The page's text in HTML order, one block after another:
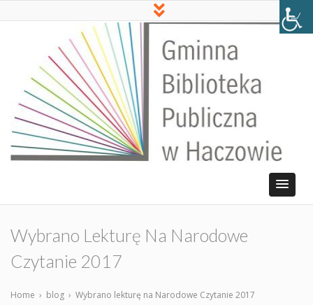
Wybrano Lekturę Na Narodowe
Czytanie 2017
Home › blog › Wybrano lekturę na Narodowe Czytanie 2017